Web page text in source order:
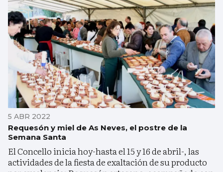
5 ABR 2022
Requesón y miel de As Neves, el postre de la
Semana Santa
El Concello inicia hoy-hasta el 15 y 16 de abril-, las
actividades de la fiesta de exaltación de su producto